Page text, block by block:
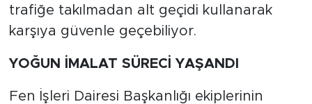
trafiğe takılmadan alt geçidi kullanarak
karşıya güvenle geçebiliyor.
YOĞUN İMALAT SÜRECİ YAŞANDI
Fen İşleri Dairesi Başkanlığı ekiplerinin